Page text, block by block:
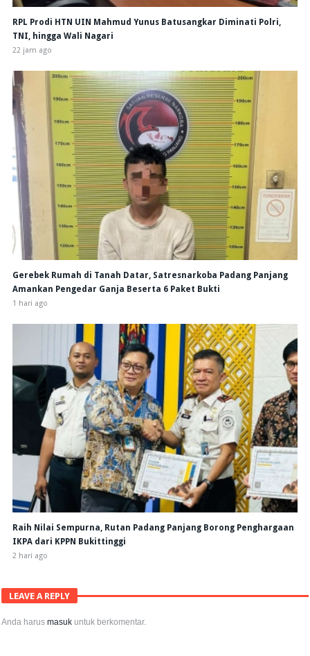
RPL Prodi HTN UIN Mahmud Yunus Batusangkar Diminati Polri,
TNI, hingga Wali Nagari
22 jam ago
Gerebek Rumah di Tanah Datar, Satresnarkoba Padang Panjang
Amankan Pengedar Ganja Beserta 6 Paket Bukti
1 hari ago
Raih Nilai Sempurna, Rutan Padang Panjang Borong Penghargaan
IKPA dari KPPN Bukittinggi
2 hari ago
LEAVE A REPLY
Anda harusmasuk untuk berkomentar.